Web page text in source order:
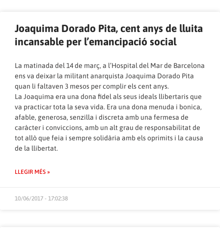
Joaquima Dorado Pita, cent anys de lluita
incansable per l’emancipació social
La matinada del 14 de març, a l’Hospital del Mar de Barcelona
ens va deixar la militant anarquista Joaquima Dorado Pita
quan li faltaven 3 mesos per complir els cent anys.
La Joaquima era una dona fidel als seus ideals llibertaris que
va practicar tota la seva vida. Era una dona menuda i bonica,
afable, generosa, senzilla i discreta amb una fermesa de
caràcter i conviccions, amb un alt grau de responsabilitat de
tot allò que feia i sempre solidària amb els oprimits i la causa
de la llibertat.
LLEGIR MÉS »
10/06/2017 - 17:02:38